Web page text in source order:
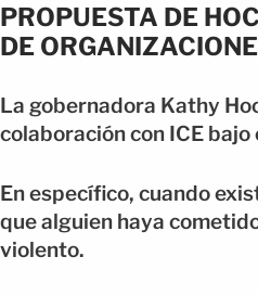
PROPUESTA DE
DE
La gobernadora Kathy
colaboración con ICE
En específico, cuando
que alguien haya
violento.